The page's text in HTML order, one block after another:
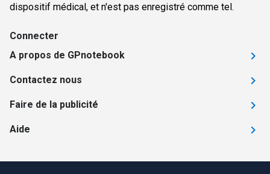
dispositif médical, et n'est pas enregistré comme tel.
Connecter
A propos de GPnotebook
Contactez nous
Faire de la publicité
Aide